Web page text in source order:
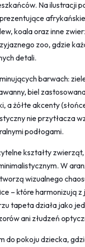
Na ilustracji
koala oraz inne
zoo, gdzie
detali.
barwach:
biel
a żółte akcenty
nie przytłacza
podłogami.
kształty
W
wizualnego
– które harmonizują
tapeta działa jako
ani złudzeń
do pokoju dziecka,